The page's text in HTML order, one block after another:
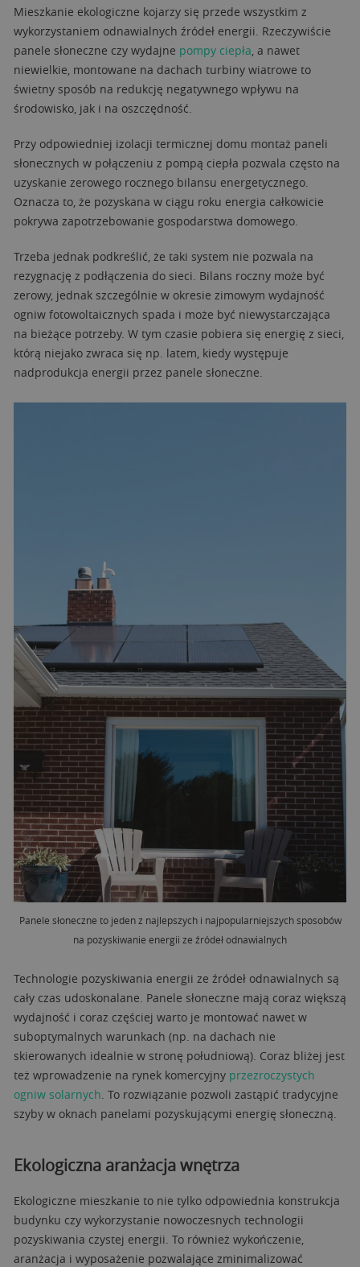
Mieszkanie ekologiczne kojarzy się przede wszystkim z
wykorzystaniem odnawialnych źródeł energii. Rzeczywiście
panele słoneczne czy wydajne pompy ciepła, a nawet
niewielkie, montowane na dachach turbiny wiatrowe to
świetny sposób na redukcję negatywnego wpływu na
środowisko, jak i na oszczędność.
Przy odpowiedniej izolacji termicznej domu montaż paneli
słonecznych w połączeniu z pompą ciepła pozwala często na
uzyskanie zerowego rocznego bilansu energetycznego.
Oznacza to, że pozyskana w ciągu roku energia całkowicie
pokrywa zapotrzebowanie gospodarstwa domowego.
Trzeba jednak podkreślić, że taki system nie pozwala na
rezygnację z podłączenia do sieci. Bilans roczny może być
zerowy, jednak szczególnie w okresie zimowym wydajność
ogniw fotowoltaicznych spada i może być niewystarczająca
na bieżące potrzeby. W tym czasie pobiera się energię z sieci,
którą niejako zwraca się np. latem, kiedy występuje
nadprodukcja energii przez panele słoneczne.
Panele słoneczne to jeden z najlepszych i najpopularniejszych sposobów
na pozyskiwanie energii ze źródeł odnawialnych
Technologie pozyskiwania energii ze źródeł odnawialnych są
cały czas udoskonalane. Panele słoneczne mają coraz większą
wydajność i coraz częściej warto je montować nawet w
suboptymalnych warunkach (np. na dachach nie
skierowanych idealnie w stronę południową). Coraz bliżej jest
też wprowadzenie na rynek komercyjny przezroczystych
ogniw solarnych . To rozwiązanie pozwoli zastąpić tradycyjne
szyby w oknach panelami pozyskującymi energię słoneczną.
Ekologiczna aranżacja wnętrza
Ekologiczne mieszkanie to nie tylko odpowiednia konstrukcja
budynku czy wykorzystanie nowoczesnych technologii
pozyskiwania czystej energii. To również wykończenie,
aranżacja i wyposażenie pozwalające zminimalizować